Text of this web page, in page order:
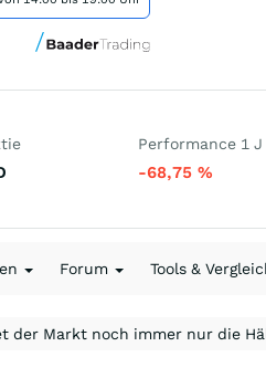
Performance 1 J
-68,75 %
Forum Tools &
der Markt noch immer nur die